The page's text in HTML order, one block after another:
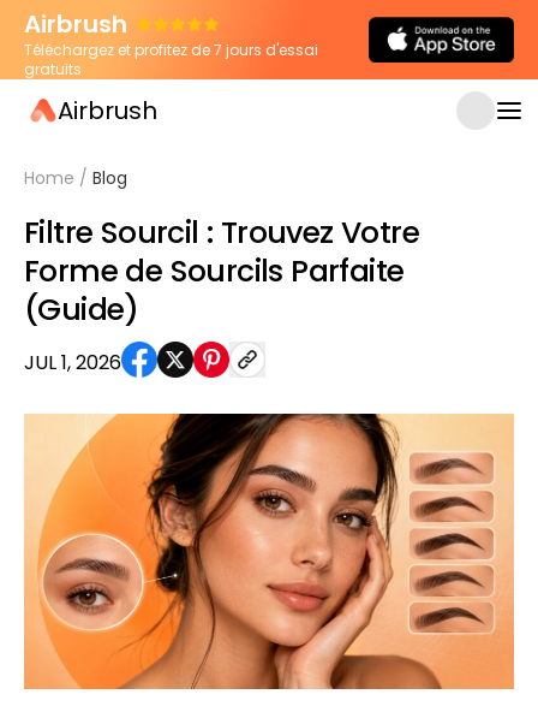
Airbrush
Téléchargez et profitez de 7 jours d'essai
gratuits
Airbrush
Home / Blog
Filtre Sourcil : Trouvez Votre
Forme de Sourcils Parfaite
(Guide)
JUL 1, 2026